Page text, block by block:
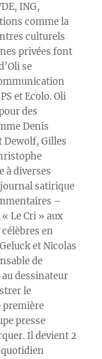
ING,
comme la
culturels
privées font
se
et Ecolo. Oli
des
Denis
Dewolf, Gilles
à diverses
satirique
–
Le Cri » aux
en
et Nicolas
de
au dessinateur
le
première
presse
Il devient 2